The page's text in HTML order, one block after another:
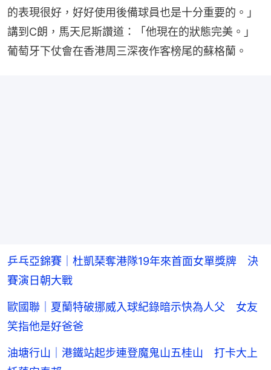
的表現很好，好好使用後備球員也是十分重要的。」
講到C朗，馬天尼斯讚道：「他現在的狀態完美。」
葡萄牙下仗會在香港周三深夜作客榜尾的蘇格蘭。
乒乓亞錦賽｜杜凱琹奪港隊19年來首面女單獎牌 決
賽演日朝大戰
歐國聯｜夏蘭特破挪威入球紀錄暗示快為人父 女友
笑指他是好爸爸
油塘行山｜港鐵站起步連登魔鬼山五桂山 打卡大上